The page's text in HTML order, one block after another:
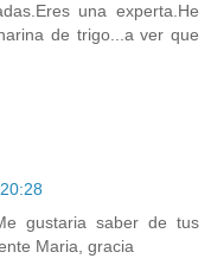
una experta.He
de trigo...a ver que
gustaria saber de tus
Maria, gracia